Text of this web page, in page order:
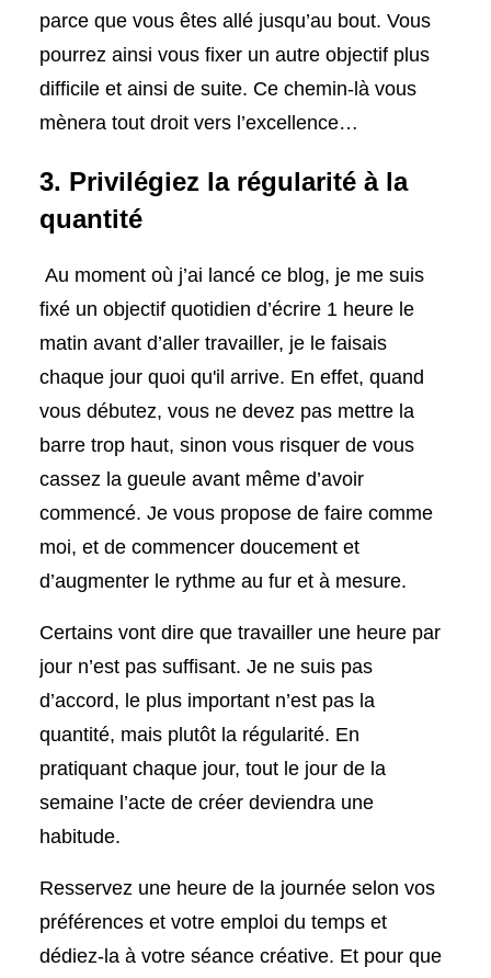
parce que vous êtes allé jusqu’au bout. Vous
pourrez ainsi vous fixer un autre objectif plus
difficile et ainsi de suite. Ce chemin-là vous
mènera tout droit vers l’excellence…
3. Privilégiez la régularité à la
quantité
Au moment où j’ai lancé ce blog, je me suis
fixé un objectif quotidien d’écrire 1 heure le
matin avant d’aller travailler, je le faisais
chaque jour quoi qu'il arrive. En effet, quand
vous débutez, vous ne devez pas mettre la
barre trop haut, sinon vous risquer de vous
cassez la gueule avant même d’avoir
commencé. Je vous propose de faire comme
moi, et de commencer doucement et
d’augmenter le rythme au fur et à mesure.
Certains vont dire que travailler une heure par
jour n’est pas suffisant. Je ne suis pas
d’accord, le plus important n’est pas la
quantité, mais plutôt la régularité. En
pratiquant chaque jour, tout le jour de la
semaine l’acte de créer deviendra une
habitude.
Resservez une heure de la journée selon vos
préférences et votre emploi du temps et
dédiez-la à votre séance créative. Et pour que